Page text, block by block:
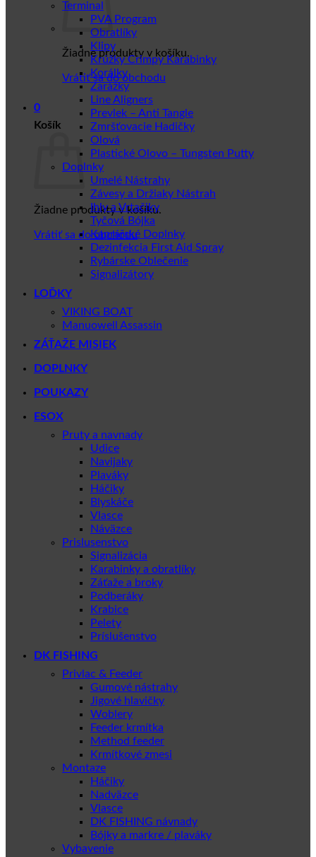
Žiadne produkty v košíku.
Vrátiť sa do obchodu
0
Košík
Žiadne produkty v košíku.
Vrátiť sa do obchodu
Terminal
PVA Program
Obratlíky
Klipy
Krúžky Crimpy Karabinky
Korálky
Zarážky
Line Aligners
Prevlek – Anti Tangle
Zmršťovacie Hadičky
Olová
Plastické Olovo – Tungsten Putty
Doplnky
Umelé Nástrahy
Závesy a Držiaky Nástrah
Ihly a Vrtačiky
Tyčová Bójka
Kaprářské Doplnky
Dezinfekcia First Aid Spray
Rybárske Oblečenie
Signalizátory
LOĎKY
VIKING BOAT
Manuowell Assassin
ZÁŤAŽE MISIEK
DOPLNKY
POUKAZY
ESOX
Pruty a navnady
Udice
Navijaky
Plaváky
Háčiky
Blyskáče
Vlasce
Náväzce
Prislusenstvo
Signalizácia
Karabinky a obratlíky
Záťaže a broky
Podberáky
Krabice
Pelety
Príslušenstvo
DK FISHING
Privlac & Feeder
Gumové nástrahy
Jigové hlavičky
Woblery
Feeder krmítka
Method feeder
Krmítkové zmesi
Montaze
Háčiky
Nadväzce
Vlasce
DK FISHING návnady
Bójky a markre / plaváky
Vybavenie